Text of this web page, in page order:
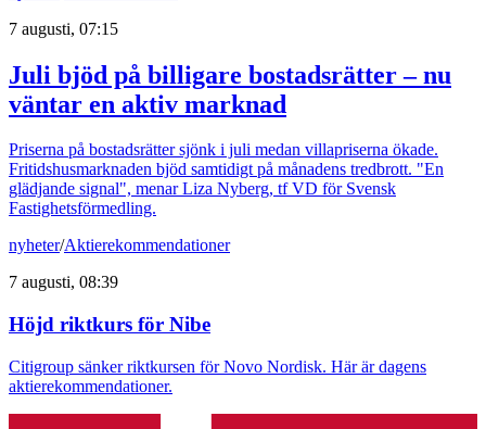
7 augusti, 07:15
Juli bjöd på billigare bostadsrätter – nu
väntar en aktiv marknad
Priserna på bostadsrätter sjönk i juli medan villapriserna ökade.
Fritidshusmarknaden bjöd samtidigt på månadens tredbrott. "En
glädjande signal", menar Liza Nyberg, tf VD för Svensk
Fastighetsförmedling.
nyheter/Aktierekommendationer
7 augusti, 08:39
Höjd riktkurs för Nibe
Citigroup sänker riktkursen för Novo Nordisk. Här är dagens
aktierekommendationer.